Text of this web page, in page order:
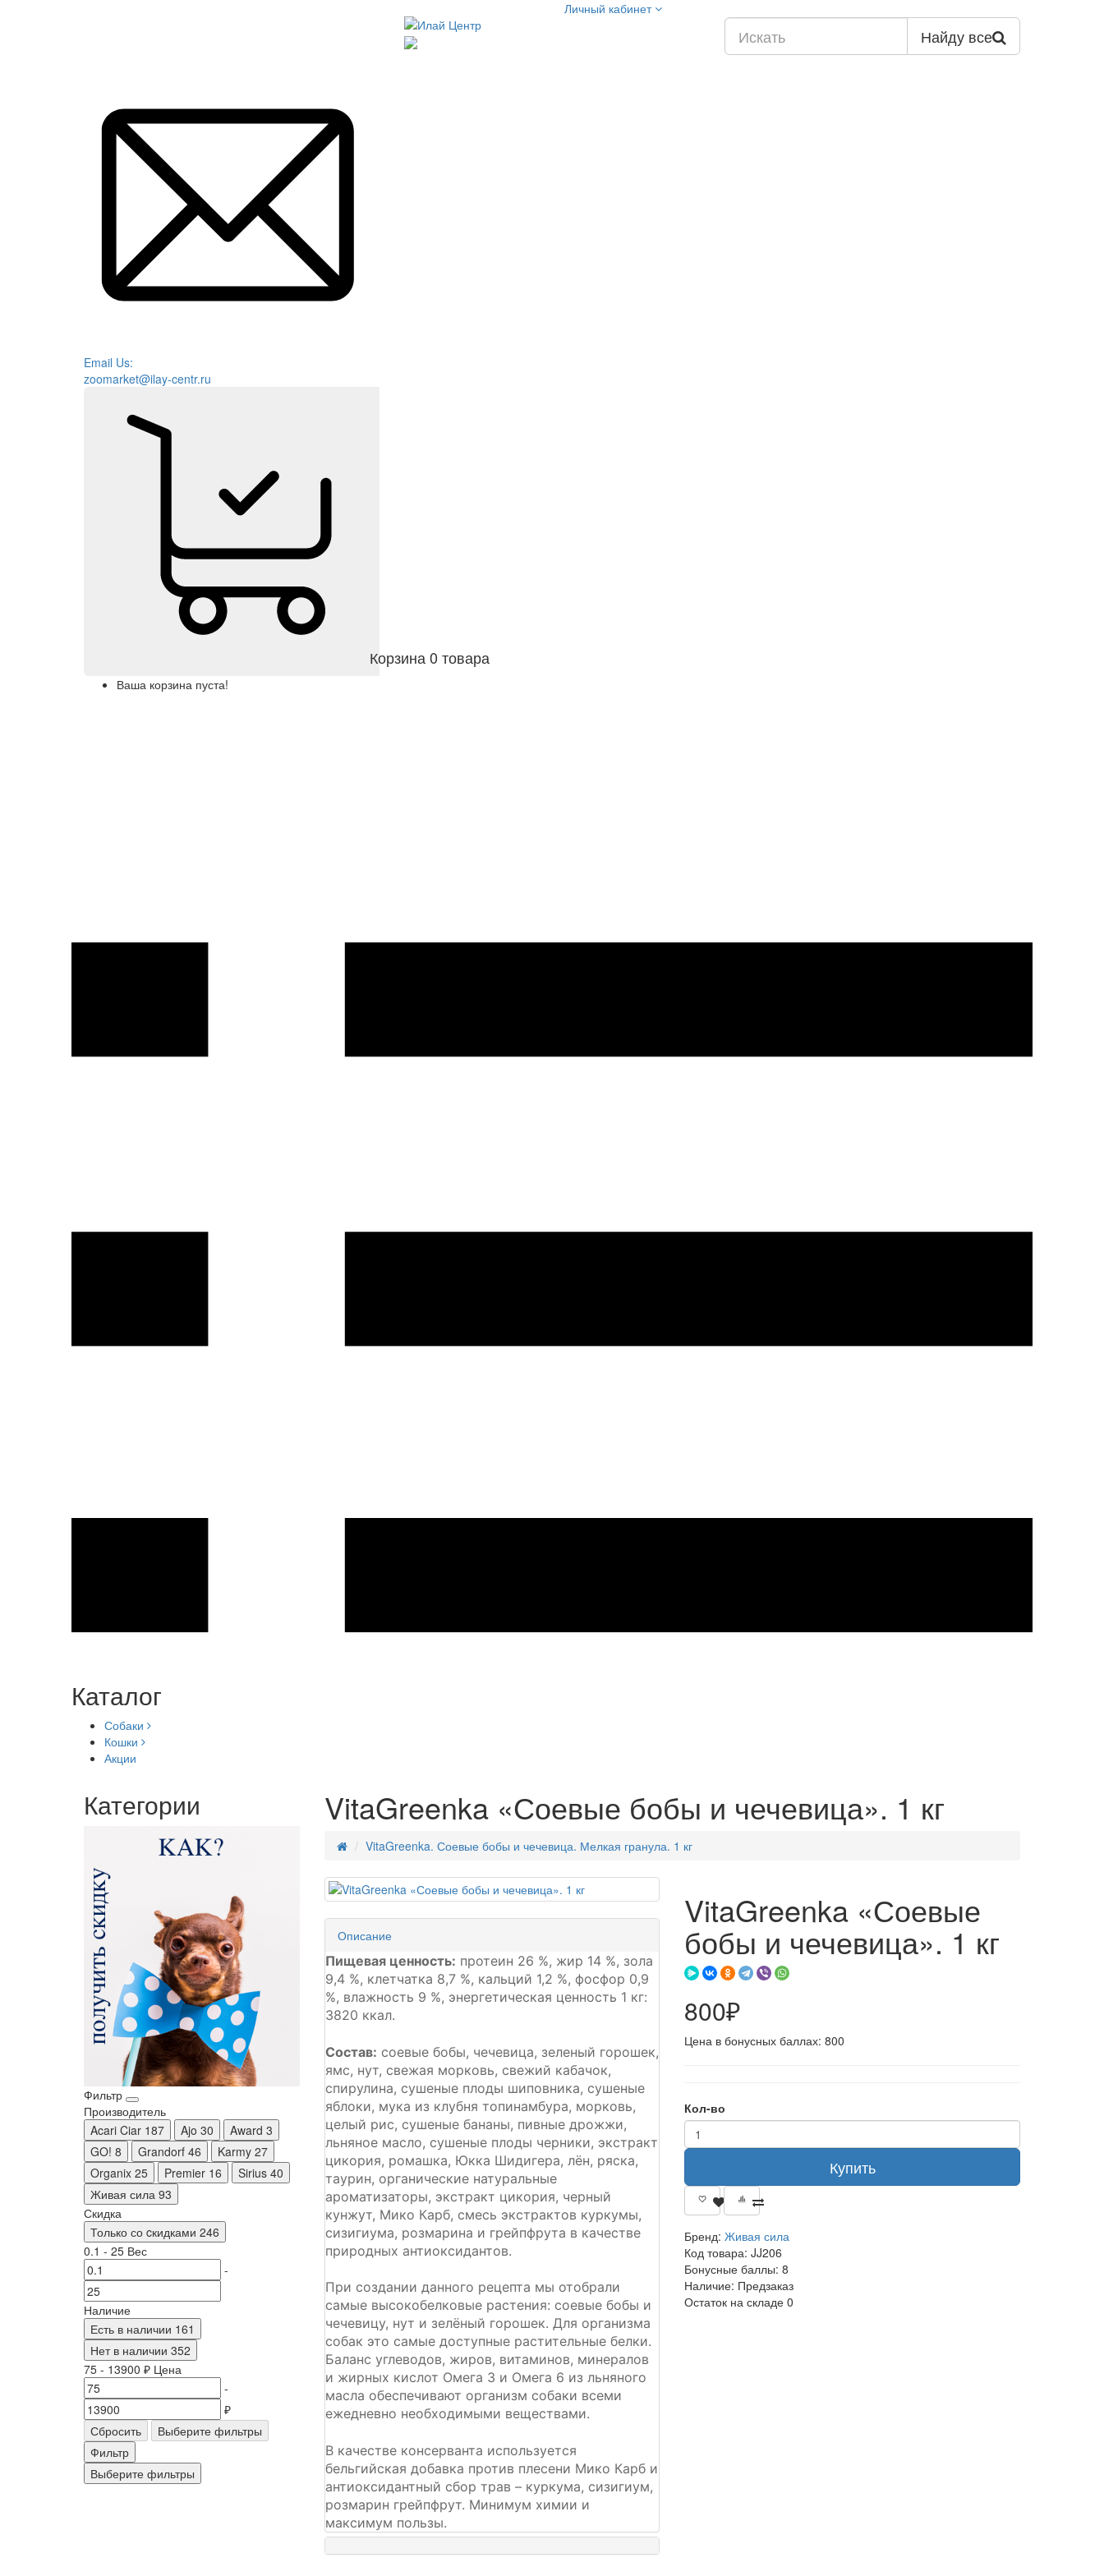
Личный кабинет
Найду все
Email Us:
zoomarket@ilay-centr.ru
Корзина 0 товара
Ваша корзина пуста!
Каталог
Собаки
Кошки
Акции
Категории
Фильтр
Производитель
Acari Ciar 187 Ajo 30 Award 3
GO! 8 Grandorf 46 Karmy 27
Organix 25 Premier 16 Sirius 40
Живая сила 93
Скидка
Только со cкидками 246
0.1 - 25 Вес
-
Наличие
Есть в наличии 161
Нет в наличии 352
75 - 13900 ₽ Цена
-
₽
Сбросить
Выберите фильтры
Фильтр
Выберите фильтры
VitaGreenka «Соевые бобы и чечевица». 1 кг
VitaGreenka. Соевые бобы и чечевица. Мелкая гранула. 1 кг
Описание
Пищевая ценность: протеин 26 %, жир 14 %, зола
9,4 %, клетчатка 8,7 %, кальций 1,2 %, фосфор 0,9
%, влажность 9 %, энергетическая ценность 1 кг:
3820 ккал.
Состав: соевые бобы, чечевица, зеленый горошек,
ямс, нут, свежая морковь, свежий кабачок,
спирулина, сушеные плоды шиповника, сушеные
яблоки, мука из клубня топинамбура, морковь,
целый рис, сушеные бананы, пивные дрожжи,
льняное масло, сушеные плоды черники, экстракт
цикория, ромашка, Юкка Шидигера, лён, ряска,
таурин, органические натуральные
ароматизаторы, экстракт цикория, черный
кунжут, Мико Карб, смесь экстрактов куркумы,
сизигиума, розмарина и грейпфрута в качестве
природных антиоксидантов.
При создании данного рецепта мы отобрали
самые высокобелковые растения: соевые бобы и
чечевицу, нут и зелёный горошек. Для организма
собак это самые доступные растительные белки.
Баланс углеводов, жиров, витаминов, минералов
и жирных кислот Омега 3 и Омега 6 из льняного
масла обеспечивают организм собаки всеми
ежедневно необходимыми веществами.
В качестве консерванта используется
бельгийская добавка против плесени Мико Карб и
антиоксидантный сбор трав – куркума, сизигиум,
розмарин грейпфрут. Минимум химии и
максимум пользы.
VitaGreenka «Соевые
бобы и чечевица». 1 кг
800₽
Цена в бонусных баллах: 800
Кол-во
Купить
Бренд: Живая сила
Код товара: JJ206
Бонусные баллы: 8
Наличие: Предзаказ
Остаток на складе 0